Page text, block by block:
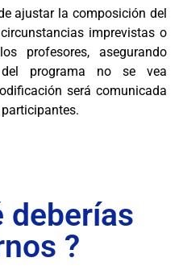
ajustar la composición del
imprevistas o
profesores, asegurando
programa no se vea
será comunicada
deberías
?